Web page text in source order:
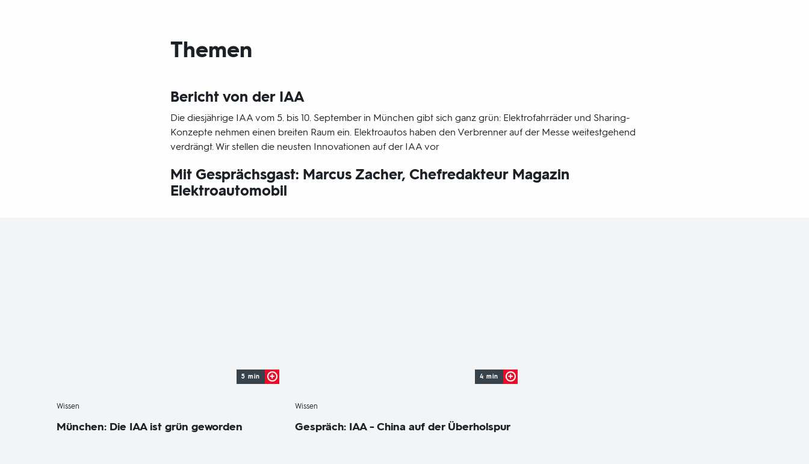
Themen
Bericht von der IAA
Die diesjährige IAA vom 5. bis 10. September in München gibt sich ganz grün: Elektrofahrräder und Sharing-
Konzepte nehmen einen breiten Raum ein. Elektroautos haben den Verbrenner auf der Messe weitestgehend
verdrängt. Wir stellen die neusten Innovationen auf der IAA vor
Mit Gesprächsgast: Marcus Zacher, Chefredakteur Magazin
Elektroautomobil
Wissen
München: Die IAA ist grün geworden
5 min
Wissen
Gespräch: IAA - China auf der Überholspur
4 min